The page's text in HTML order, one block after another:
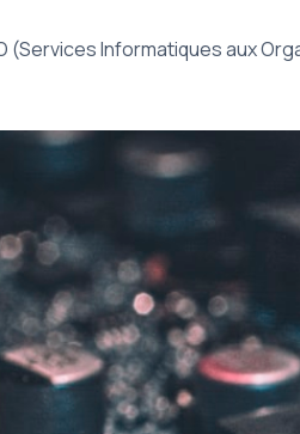
(Services Informatiques aux